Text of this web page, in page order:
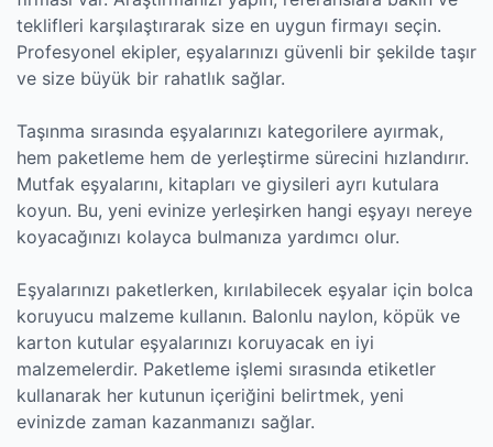
teklifleri karşılaştırarak size en uygun firmayı seçin.
Profesyonel ekipler, eşyalarınızı güvenli bir şekilde taşır
ve size büyük bir rahatlık sağlar.
Taşınma sırasında eşyalarınızı kategorilere ayırmak,
hem paketleme hem de yerleştirme sürecini hızlandırır.
Mutfak eşyalarını, kitapları ve giysileri ayrı kutulara
koyun. Bu, yeni evinize yerleşirken hangi eşyayı nereye
koyacağınızı kolayca bulmanıza yardımcı olur.
Eşyalarınızı paketlerken, kırılabilecek eşyalar için bolca
koruyucu malzeme kullanın. Balonlu naylon, köpük ve
karton kutular eşyalarınızı koruyacak en iyi
malzemelerdir. Paketleme işlemi sırasında etiketler
kullanarak her kutunun içeriğini belirtmek, yeni
evinizde zaman kazanmanızı sağlar.